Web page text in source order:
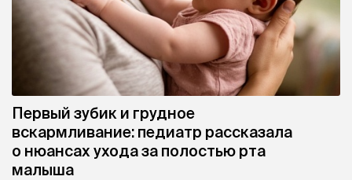
Первый зубик и грудное
вскармливание: педиатр рассказала
о нюансах ухода за полостью рта
малыша